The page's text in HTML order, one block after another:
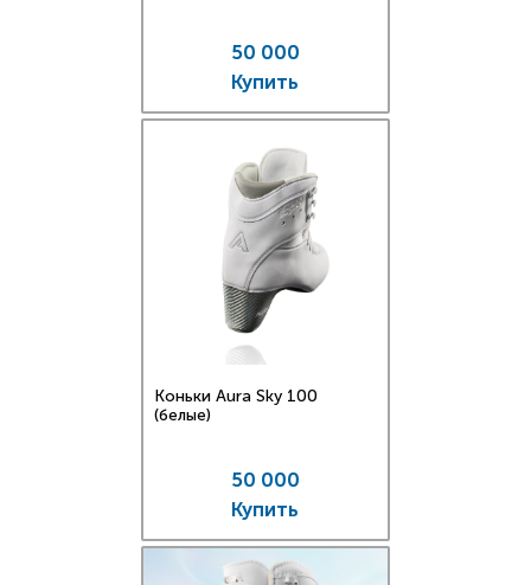
50 000
Купить
Коньки Aura Sky 100
(белые)
50 000
Купить